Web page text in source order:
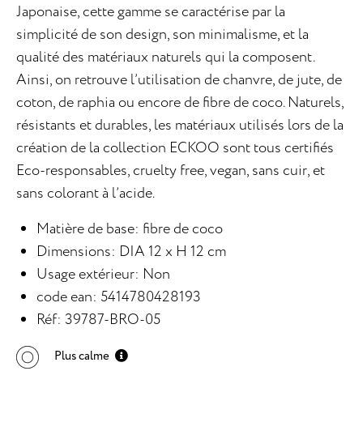
Japonaise, cette gamme se caractérise par la
simplicité de son design, son minimalisme, et la
qualité des matériaux naturels qui la composent.
Ainsi, on retrouve l’utilisation de chanvre, de jute, de
coton, de raphia ou encore de fibre de coco. Naturels,
résistants et durables, les matériaux utilisés lors de la
création de la collection ECKOO sont tous certifiés
Eco-responsables, cruelty free, vegan, sans cuir, et
sans colorant à l’acide.
Matière de base: fibre de coco
Dimensions: DIA 12 x H 12 cm
Usage extérieur: Non
code ean: 5414780428193
Réf: 39787-BRO-05
Plus calme